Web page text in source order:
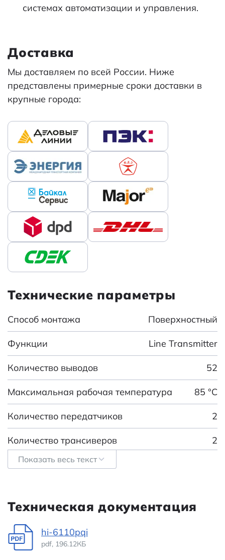
Технические параметры
Способ монтажа Поверхностный
Функции Line Transmitter
Количество выводов 52
Максимальная рабочая температура 85 °C
Количество передатчиков 2
Количество трансиверов 2
Минимальное напряжение питания
Тип сигнала приемника Differential
Количество приемников
Показать весь текст
системах автоматизации и управления.
Доставка
Мы доставляем по всей России. Ниже
представлены примерные сроки доставки в
крупные города:
Техническая документация
hi-6110pqi
pdf, 196.12КБ